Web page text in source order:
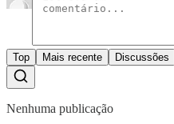
Top Mais recente Discussões
Nenhuma publicação